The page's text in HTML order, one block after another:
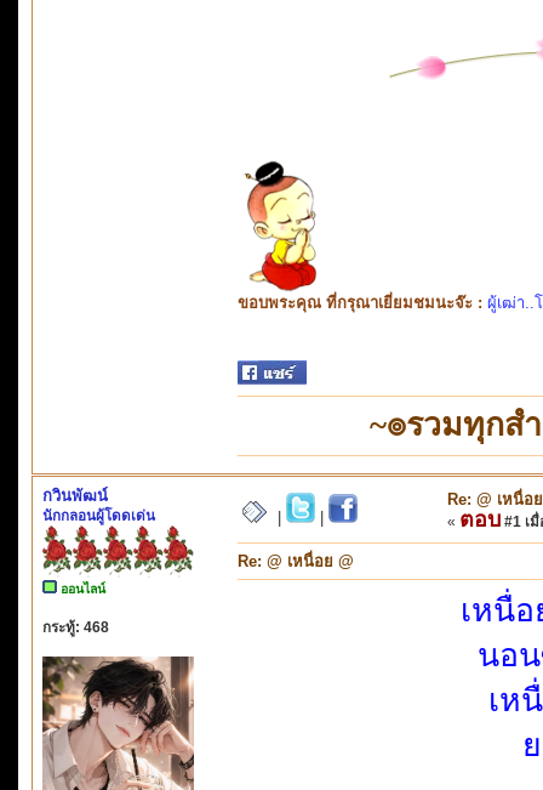
ขอบพระคุณ ที่กรุณาเยี่ยมชมนะจ๊ะ : ผู้เฒ่า..
~๏รวมทุกส
กวินพัฒน์
นักกลอนผู้โดดเด่น
ออนไลน์
กระทู้: 468
Re: @ เหนื่อ
« ตอบ #1 เมื่
Re: @ เหนื่อย @
เหนื่อ
นอ
เห